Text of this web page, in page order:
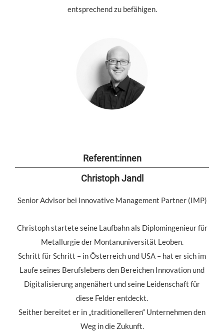
entsprechend zu befähigen.
Referent:innen
Christoph Jandl
Senior Advisor bei Innovative Management Partner (IMP)
Christoph startete seine Laufbahn als Diplomingenieur für
Metallurgie der Montanuniversität Leoben.
Schritt für Schritt – in Österreich und USA – hat er sich im
Laufe seines Berufslebens den Bereichen Innovation und
Digitalisierung angenähert und seine Leidenschaft für
diese Felder entdeckt.
Seither bereitet er in „traditionelleren“ Unternehmen den
Weg in die Zukunft.